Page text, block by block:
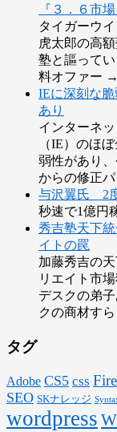
『３．６市
タイガーウ
虎太郎の高
塾と謳って
料オファー
IEに深刻な
あり
インターネ
（IE）のほ
弱性があり
からの修正
与沢翼氏 2
秒速で1億円
秀吉塾天下
イトの罠
加藤秀吉の
リエイト市
デスクの弟
クの商材す
タグ
Adobe CS5 css
SEO SKナレッジ
wordpress